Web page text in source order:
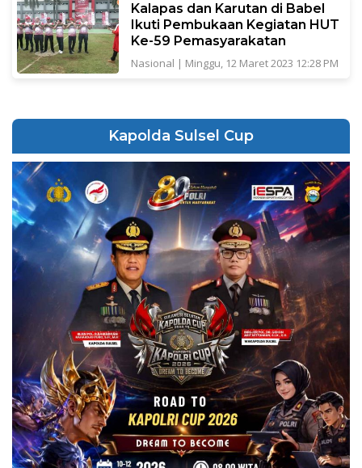
Kalapas dan Karutan di Babel
Ikuti Pembukaan Kegiatan HUT
Ke-59 Pemasyarakatan
Nasional | Minggu, 12 Maret 2023 12:28 PM
Kapolda Sulsel Cup